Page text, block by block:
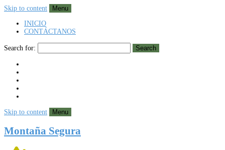
Skip to content
Menu
INICIO
CONTÁCTANOS
Search for: Search
Skip to content Menu
Montaña Segura